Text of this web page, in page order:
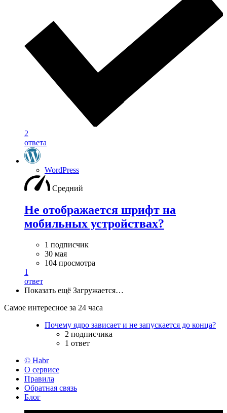
2
ответа
WordPress
Средний
Не отображается шрифт на
мобильных устройствах?
1 подписчик
30 мая
104 просмотра
1
ответ
Показать ещё Загружается…
Самое интересное за 24 часа
Почему ядро зависает и не запускается до конца?
2 подписчика
1 ответ
© Habr
О сервисе
Правила
Обратная связь
Блог